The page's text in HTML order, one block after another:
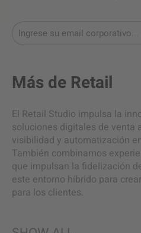
Más de Retail
El Retail Studio impulsa la
soluciones digitales de venta
visibilidad y automatización
También combinamos
que impulsan la fidelización
este entorno híbrido para
para los clientes.